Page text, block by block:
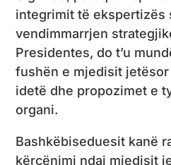
integrimit të ekspertizës
vendimmarrjen
Presidentes, do t’u
fushën e mjedisit
idetë dhe propozimet e
organi.
Bashkëbiseduesit kanë
kërcënimi ndaj mjedisit